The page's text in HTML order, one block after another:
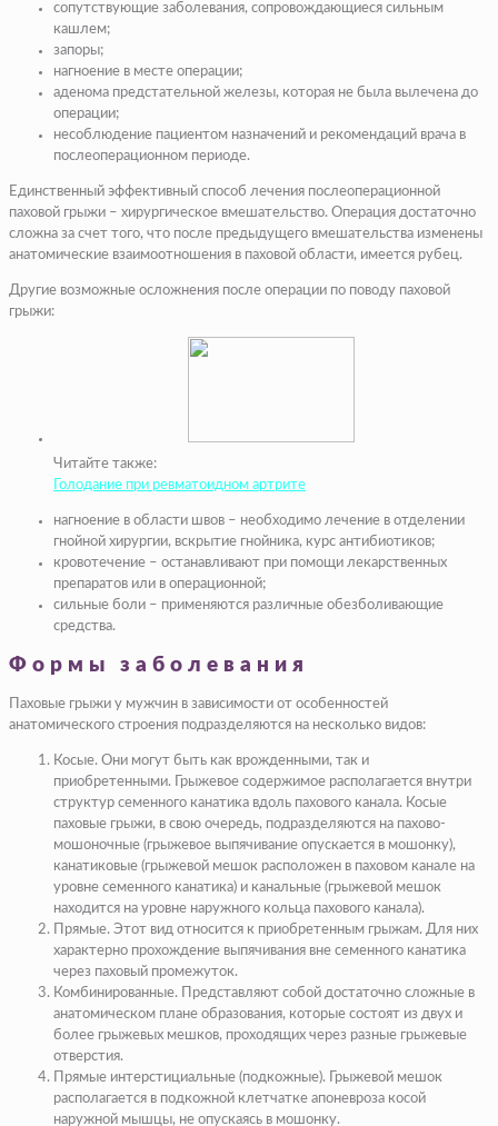
сопутствующие заболевания, сопровождающиеся сильным
кашлем;
запоры;
нагноение в месте операции;
аденома предстательной железы, которая не была вылечена до
операции;
несоблюдение пациентом назначений и рекомендаций врача в
послеоперационном периоде.
Единственный эффективный способ лечения послеоперационной
паховой грыжи – хирургическое вмешательство. Операция достаточно
сложна за счет того, что после предыдущего вмешательства изменены
анатомические взаимоотношения в паховой области, имеется рубец.
Другие возможные осложнения после операции по поводу паховой
грыжи:
Читайте также:
Голодание при ревматоидном артрите
нагноение в области швов – необходимо лечение в отделении
гнойной хирургии, вскрытие гнойника, курс антибиотиков;
кровотечение – останавливают при помощи лекарственных
препаратов или в операционной;
сильные боли – применяются различные обезболивающие
средства.
Формы заболевания
Паховые грыжи у мужчин в зависимости от особенностей
анатомического строения подразделяются на несколько видов:
Косые. Они могут быть как врожденными, так и
приобретенными. Грыжевое содержимое располагается внутри
структур семенного канатика вдоль пахового канала. Косые
паховые грыжи, в свою очередь, подразделяются на пахово-
мошоночные (грыжевое выпячивание опускается в мошонку),
канатиковые (грыжевой мешок расположен в паховом канале на
уровне семенного канатика) и канальные (грыжевой мешок
находится на уровне наружного кольца пахового канала).
Прямые. Этот вид относится к приобретенным грыжам. Для них
характерно прохождение выпячивания вне семенного канатика
через паховый промежуток.
Комбинированные. Представляют собой достаточно сложные в
анатомическом плане образования, которые состоят из двух и
более грыжевых мешков, проходящих через разные грыжевые
отверстия.
Прямые интерстициальные (подкожные). Грыжевой мешок
располагается в подкожной клетчатке апоневроза косой
наружной мышцы, не опускаясь в мошонку.